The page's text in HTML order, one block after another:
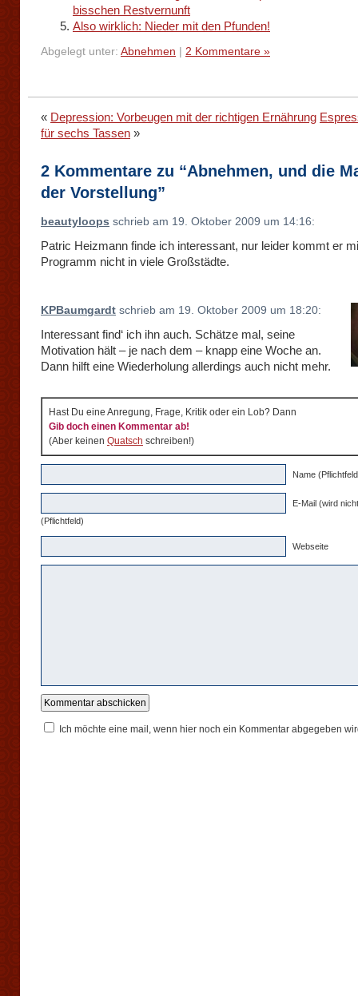
bisschen Restvernunft
Also wirklich: Nieder mit den Pfunden!
Abgelegt unter: Abnehmen 2 Kommentare »
« Depression: Vorbeugen mit der richtigen Ernährung
für sechs Tassen »
2 Kommentare zu “Abnehmen, und die
der Vorstellung”
beautyloops schrieb am 19. Oktober 2009 um 14:16:
Patric Heizmann finde ich interessant, nur leider kommt er
Programm nicht in viele Großstädte.
KPBaumgardt schrieb am 19. Oktober 2009 um 18:20:
Interessant find‘ ich ihn auch. Schätze mal, seine
Motivation hält – je nach dem – knapp eine Woche an.
Dann hilft eine Wiederholung allerdings auch nicht mehr.
Hast Du eine Anregung, Frage, Kritik oder ein Lob? Dann
Gib doch einen Kommentar ab!
(Aber keinen Quatsch schreiben!)
Name
E-Mail (wird
(Pflichtfeld)
Webseite
Ich möchte eine mail, wenn hier noch ein Kommentar abgegeben